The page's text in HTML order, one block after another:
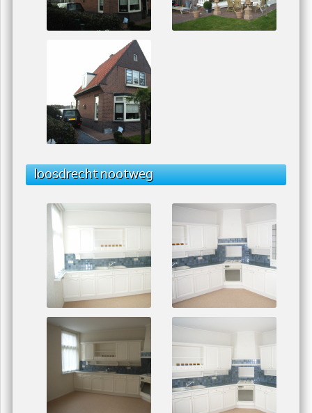
loosdrecht nootweg